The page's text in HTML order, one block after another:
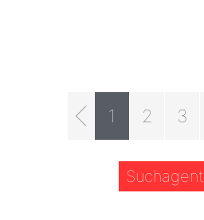
1 2 3
Suchagent